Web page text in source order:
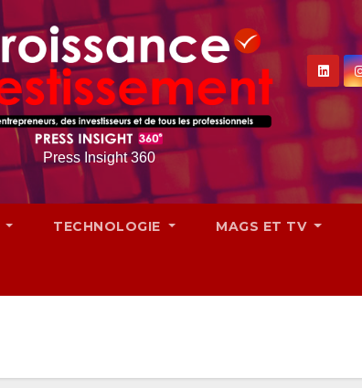
Press Insight 360
TECHNOLOGIE MAGS ET TV